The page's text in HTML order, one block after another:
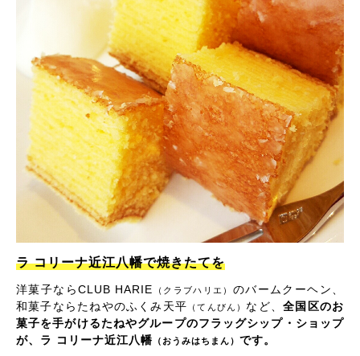
ラ コリーナ近江八幡で焼きたてを
洋菓子ならCLUB HARIE （クラブハリエ） のバームクーヘン、
和菓子ならたねやのふくみ天平 （てんびん） など、全国区のお
菓子を手がけるたねやグループのフラッグシップ・ショップ
が、ラ コリーナ近江八幡 （おうみはちまん） です。